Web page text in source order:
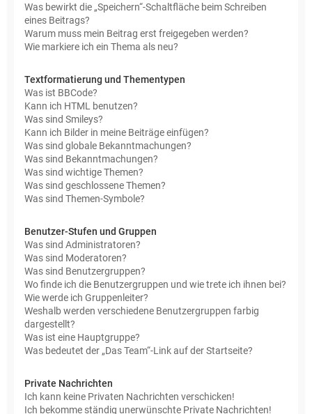
Was bewirkt die „Speichern“-Schaltfläche beim Schreiben
eines Beitrags?
Warum muss mein Beitrag erst freigegeben werden?
Wie markiere ich ein Thema als neu?
Textformatierung und Thementypen
Was ist BBCode?
Kann ich HTML benutzen?
Was sind Smileys?
Kann ich Bilder in meine Beiträge einfügen?
Was sind globale Bekanntmachungen?
Was sind Bekanntmachungen?
Was sind wichtige Themen?
Was sind geschlossene Themen?
Was sind Themen-Symbole?
Benutzer-Stufen und Gruppen
Was sind Administratoren?
Was sind Moderatoren?
Was sind Benutzergruppen?
Wo finde ich die Benutzergruppen und wie trete ich ihnen bei?
Wie werde ich Gruppenleiter?
Weshalb werden verschiedene Benutzergruppen farbig
dargestellt?
Was ist eine Hauptgruppe?
Was bedeutet der „Das Team“-Link auf der Startseite?
Private Nachrichten
Ich kann keine Privaten Nachrichten verschicken!
Ich bekomme ständig unerwünschte Private Nachrichten!